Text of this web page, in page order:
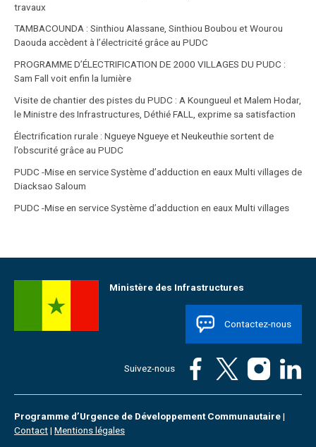
travaux
TAMBACOUNDA : Sinthiou Alassane, Sinthiou Boubou et Wourou
Daouda accèdent à l’électricité grâce au PUDC
PROGRAMME D’ÉLECTRIFICATION DE 2000 VILLAGES DU PUDC :
Sam Fall voit enfin la lumière
Visite de chantier des pistes du PUDC : A Koungueul et Malem Hodar,
le Ministre des Infrastructures, Déthié FALL, exprime sa satisfaction
Électrification rurale : Ngueye Ngueye et Neukeuthie sortent de
l’obscurité grâce au PUDC
PUDC -Mise en service Système d’adduction en eaux Multi villages de
Diacksao Saloum
PUDC -Mise en service Système d’adduction en eaux Multi villages
Ministère des Infrastructures
Contactez-nous
Suivez-nous
Programme d’Urgence de Développement Communautaire|
Contact| Mentions légales